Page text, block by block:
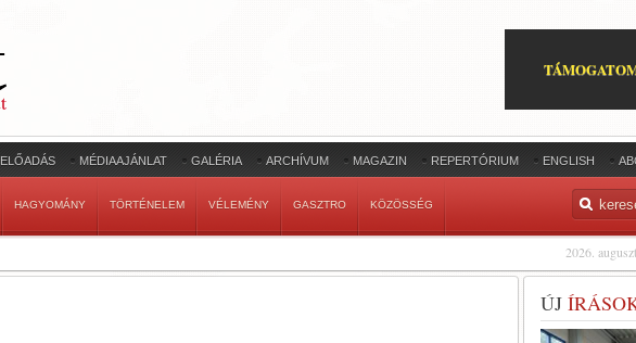
ELŐADÁS MÉDIAAJÁNLAT GALÉRIA ARCHÍVUM MAGAZIN REPERTÓRIUM ENGLISH
HAGYOMÁNY TÖRTÉNELEM VÉLEMÉNY GASZTRO KÖZÖSSÉG
2026.
ÚJ